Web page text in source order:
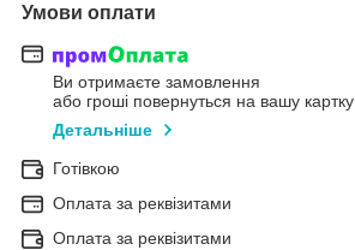
Умови оплати
Ви отримаєте замовлення
або гроші повернуться на вашу картку
Детальніше
Готівкою
Оплата за реквізитами
Оплата за реквізитами